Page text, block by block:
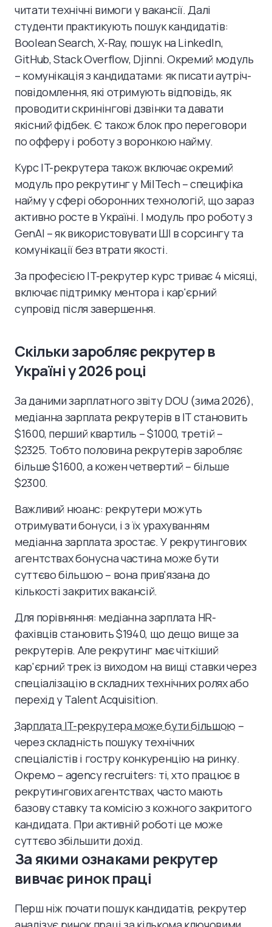
читати технічні вимоги у вакансії. Далі
студенти практикують пошук кандидатів:
Boolean Search, X-Ray, пошук на LinkedIn,
GitHub, Stack Overflow, Djinni. Окремий модуль
– комунікація з кандидатами: як писати аутріч-
повідомлення, які отримують відповідь, як
проводити скринінгові дзвінки та давати
якісний фідбек. Є також блок про переговори
по офферу і роботу з воронкою найму.
Курс IT-рекрутера також включає окремий
модуль про рекрутинг у MilTech – специфіка
найму у сфері оборонних технологій, що зараз
активно росте в Україні. І модуль про роботу з
GenAI – як використовувати ШІ в сорсингу та
комунікації без втрати якості.
За професією IT-рекрутер курс триває 4 місяці,
включає підтримку ментора і кар'єрний
супровід після завершення.
Скільки заробляє рекрутер в
Україні у 2026 році
За даними зарплатного звіту DOU (зима 2026),
медіанна зарплата рекрутерів в IT становить
$1600, перший квартиль – $1000, третій –
$2325. Тобто половина рекрутерів заробляє
більше $1600, а кожен четвертий – більше
$2300.
Важливий нюанс: рекрутери можуть
отримувати бонуси, і з їх урахуванням
медіанна зарплата зростає. У рекрутингових
агентствах бонусна частина може бути
суттєво більшою – вона прив'язана до
кількості закритих вакансій.
Для порівняння: медіанна зарплата HR-
фахівців становить $1940, що дещо вище за
рекрутерів. Але рекрутинг має чіткіший
кар'єрний трек із виходом на вищі ставки через
спеціалізацію в складних технічних ролях або
перехід у Talent Acquisition.
Зарплата IT-рекрутера може бути більшою –
через складність пошуку технічних
спеціалістів і гостру конкуренцію на ринку.
Окремо – agency recruiters: ті, хто працює в
рекрутингових агентствах, часто мають
базову ставку та комісію з кожного закритого
кандидата. При активній роботі це може
суттєво збільшити дохід.
За якими ознаками рекрутер
вивчає ринок праці
Перш ніж почати пошук кандидатів, рекрутер